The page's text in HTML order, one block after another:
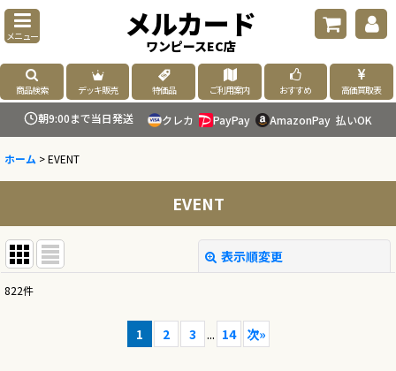
メニュー メルカード
ワンピースEC店
商品検索 デッキ販売 特価品 ご利用案内 おすすめ 高価買取表
朝9:00まで当日発送 クレカ PayPay AmazonPay 払いOK
ホーム >EVENT
EVENT
表示順変更
822件
1 2 3 ... 14 次»